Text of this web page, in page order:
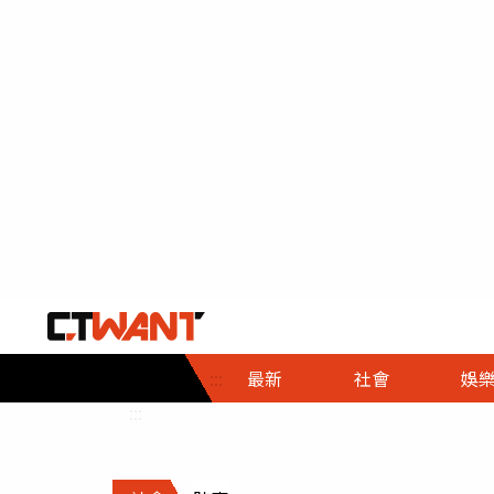
::: 最新 社會
社會首頁
時事
調查
娛樂
娛樂首頁
即時
財經首頁
熱線
政